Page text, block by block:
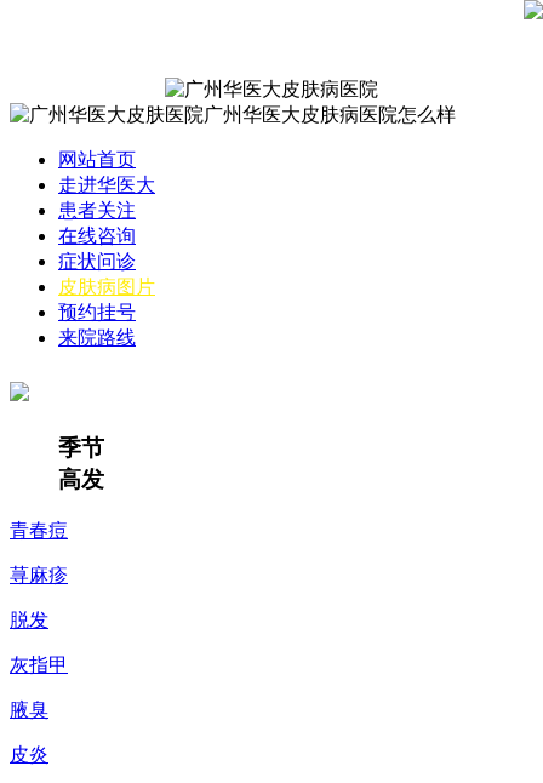
网站首页
走进华医大
患者关注
在线咨询
症状问诊
皮肤病图片
预约挂号
来院路线
季节
高发
青春痘
荨麻疹
脱发
灰指甲
腋臭
皮炎